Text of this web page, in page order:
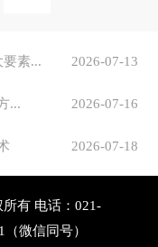
2026-07-13
要素...
2026-07-16
...
2026-07-18
所有 电话：021-
微信同号）